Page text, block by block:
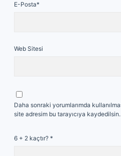
E-Posta*
Web Sitesi
Daha sonraki yorumlarımda
site adresim bu tarayıcıya kaydedilsin.
6 + 2 kaçtır? *